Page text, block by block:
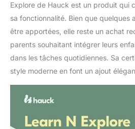
Explore de Hauck est un produit qui
sa fonctionnalité. Bien que quelques
être apportées, elle reste un achat
parents souhaitant intégrer leurs
dans les tâches quotidiennes. Sa
style moderne en font un ajout